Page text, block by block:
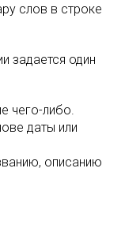
слов в строке
задается один
чего-либо.
даты или
описанию